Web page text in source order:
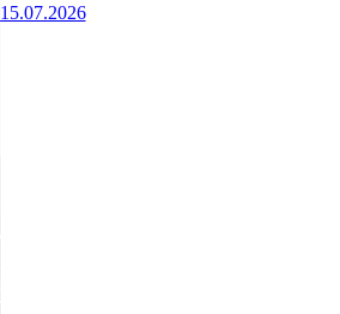
15.07.2026